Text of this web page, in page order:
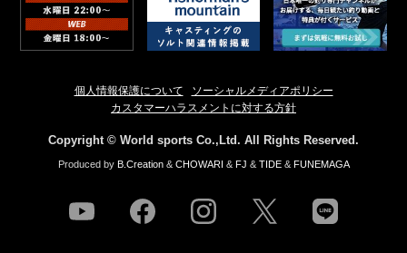
個人情報保護について
ソーシャルメディアポリシー
カスタマーハラスメントに対する方針
Copyright © World sports Co.,Ltd. All Rights Reserved.
Produced by B.Creation& CHOWARI & FJ & TIDE& FUNEMAGA
youtube facebook instagram line